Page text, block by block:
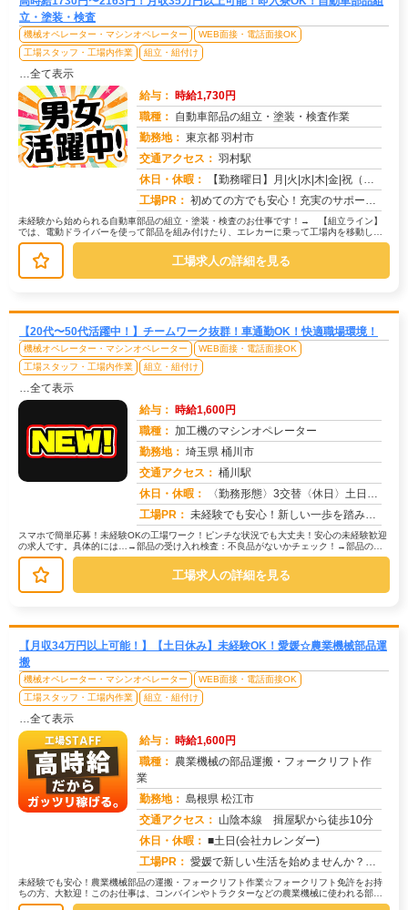
立・塗装・検査
機械オペレーター・マシンオペレーター
WEB面接・電話面接OK
工場スタッフ・工場内作業
組立・組付け
…全て表示
給与： 時給1,730円
職種： 自動車部品の組立・塗装・検査作業
勤務地： 東京都 羽村市
交通アクセス： 羽村駅
休日・休暇：
【勤務曜日】月|火|水|木|金|祝（工場カレンダーに準ずる）【休日・休暇】土日休み（GW休暇・夏季休暇・年末年始休...
工場PR： 初めての方でも安心！充実のサポート体制で新しい一歩を踏み出せます。→寮費無料の住み込みOK！初期費用0円で、すぐに...
未経験から始められる自動車部品の組立・塗装・検査のお仕事です！→ 【組立ライン】
では、電動ドライバーを使って部品を組み付けたり、エレカーに乗って工場内を移動して
部品を供給する作業があります。→ ...
工場求人の詳細を見る
【20代〜50代活躍中！】チームワーク抜群！車通勤OK！快適職場環境！
機械オペレーター・マシンオペレーター
WEB面接・電話面接OK
工場スタッフ・工場内作業
組立・組付け
…全て表示
給与： 時給1,600円
職種： 加工機のマシンオペレーター
勤務地： 埼玉県 桶川市
交通アクセス： 桶川駅
休日・休暇：
〈勤務形態〉3交替〈休日〉土日休み※職場カレンダーによる
工場PR： 未経験でも安心！新しい一歩を踏み出せます。株式会社京栄センターでは、経験・学歴・スキルは一切問いません。未経験者や...
スマホで簡単応募！未経験OKの工場ワーク！ピンチな状況でも大丈夫！安心の未経験歓迎
の求人です。具体的には…→部品の受け入れ検査：不良品がないかチェック！→部品の運
搬：カートを使って指定場所へ移動...
工場求人の詳細を見る
【月収34万円以上可能！】【土日休み】未経験OK！愛媛☆農業機械部品運
搬
機械オペレーター・マシンオペレーター
WEB面接・電話面接OK
工場スタッフ・工場内作業
組立・組付け
…全て表示
給与： 時給1,600円
職種： 農業機械の部品運搬・フォークリフト作
業
勤務地： 島根県 松江市
交通アクセス： 山陰本線 揖屋駅から徒歩10分
休日・休暇： ■土日(会社カレンダー)
工場PR： 愛媛で新しい生活を始めませんか？☆ すぐに住める寮完備！面倒な手続きは一切不要です。☆ 男女問わず活躍中！年齢や性...
未経験でも安心！農業機械部品の運搬・フォークリフト作業☆フォークリフト免許をお持
ちの方、大歓迎！このお仕事は、コンバインやトラクターなどの農業機械に使われる部品
の運搬が中心です。→ 具体的には、...